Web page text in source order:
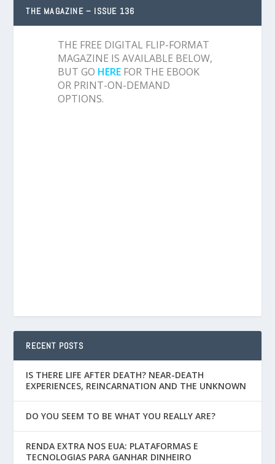
THE MAGAZINE – ISSUE 136
THE FREE DIGITAL FLIP-FORMAT
MAGAZINE IS AVAILABLE BELOW,
BUT GO HERE FOR THE EBOOK
OR PRINT-ON-DEMAND
OPTIONS.
RECENT POSTS
IS THERE LIFE AFTER DEATH? NEAR-DEATH
EXPERIENCES, REINCARNATION AND THE UNKNOWN
DO YOU SEEM TO BE WHAT YOU REALLY ARE?
RENDA EXTRA NOS EUA: PLATAFORMAS E
TECNOLOGIAS PARA GANHAR DINHEIRO